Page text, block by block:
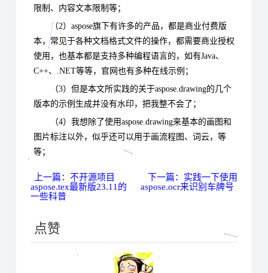
限制、内容文本限制等；
（2）aspose旗下有许多的产品，都是商业付费版
本，常见于各种文档格式文件的操作，都需要商业授权
使用，也基本都是支持多种编程语言的，如有Java、
C++、.NET等等，官网也有多种在线示例；
（3）但是本文所实践的关于aspose.drawing的几个
版本的示例生成并没有水印，把我整不会了 ；
（4）我想除了使用aspose.drawing来基本的画图和
图片标注以外，似乎还可以用于画流程图、词云，等
等；
上一篇：不开源项目
aspose.tex最新版23.11的
一些科普
下一篇：实践一下使用
aspose.ocr来识别车牌号
点赞